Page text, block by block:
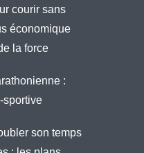
courir sans
économique
la force
:
sportive
son temps